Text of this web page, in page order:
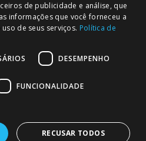
Futebol Popular Barcelos
de publicidade e análise, que
informações que você forneceu a
de seus serviços. Política de
DESEMPENHO
FUNCIONALIDADE
RECUSAR TODOS